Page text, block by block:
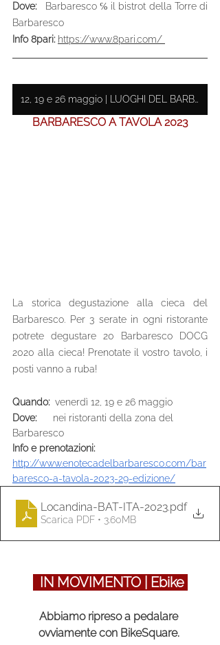
Dove:
Barbaresco ℅ il bistrot della Torre di
Barbaresco
Info 8pari: https://www.8pari.com/
12, 19 e 26 maggio | LUOGHI DEL BARBARESCO
BARBARESCO A TAVOLA 2023
La storica degustazione alla cieca del
Barbaresco. Per 3 serate in ogni ristorante
potrete degustare 20 Barbaresco DOCG
2020 alla cieca! Prenotate il vostro tavolo, i
posti vanno a ruba!
Quando: venerdì 12, 19 e 26 maggio
Dove: nei ristoranti della zona del
Barbaresco
Info e prenotazioni:
http://www.enotecadelbarbaresco.com/bar
baresco-a-tavola-2023-29-edizione/
Locandina-BAT-ITA-2023.pdf
Scarica PDF • 3.60MB
  IN MOVIMENTO | Ebike
Abbiamo ripreso a pedalare
ovviamente con BikeSquare.